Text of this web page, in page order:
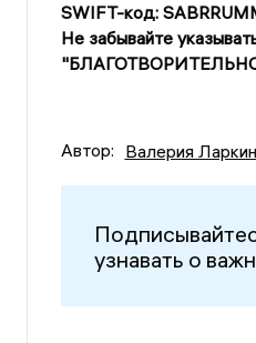
SWIFT-код:
Не забывайте
Автор: Валерия
узнавать о